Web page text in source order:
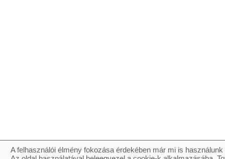
A felhasználói élmény fokozása érdekében már mi is